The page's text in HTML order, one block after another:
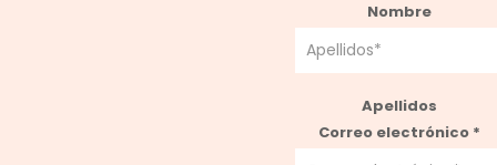
Nombre
Apellidos
Correo electrónico *